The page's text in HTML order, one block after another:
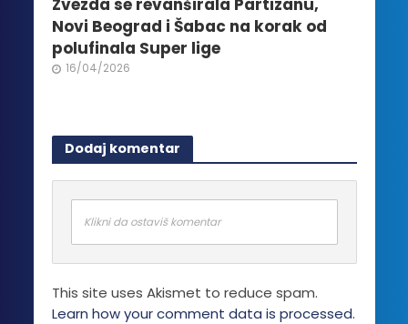
Novi Beograd i Šabac na korak od
polufinala Super lige
16/04/2026
Dodaj komentar
Klikni da ostaviš komentar
This site uses Akismet to reduce spam.
Learn how your comment data is processed.